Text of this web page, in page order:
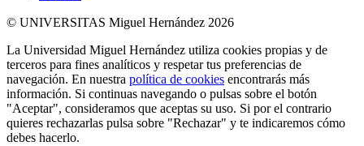
© UNIVERSITAS Miguel Hernández 2026
La Universidad Miguel Hernández utiliza cookies propias y de
terceros para fines analíticos y respetar tus preferencias de
navegación. En nuestra política de cookies encontrarás más
información. Si continuas navegando o pulsas sobre el botón
"Aceptar", consideramos que aceptas su uso. Si por el contrario
quieres rechazarlas pulsa sobre "Rechazar" y te indicaremos cómo
debes hacerlo.